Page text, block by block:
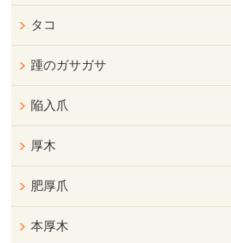
タコ
踵のガサガサ
陥入爪
厚木
肥厚爪
本厚木